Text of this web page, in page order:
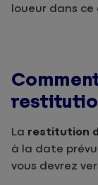
loueur dans ce
La restitution
à la date
vous devrez